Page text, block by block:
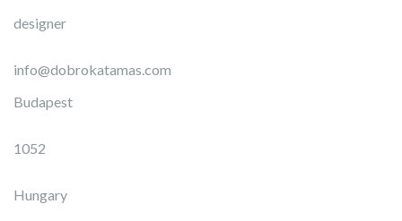
designer
info@dobrokatamas.com
Budapest
1052
Hungary